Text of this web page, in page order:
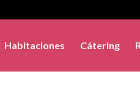
Habitaciones Cátering